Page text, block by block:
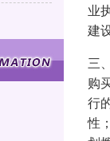
业
建
三
购
行
性